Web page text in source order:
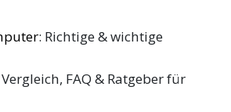
: Richtige & wichtige
Vergleich, FAQ & Ratgeber für